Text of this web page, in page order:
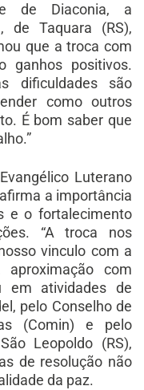
de Diaconia, a
de Taquara (RS),
que a troca com
ganhos positivos.
dificuldades são
como outros
É bom saber que
Luterano
a importância
e o fortalecimento
“A troca nos
vinculo com a
aproximação com
em atividades de
pelo Conselho de
(Comin) e pelo
Leopoldo (RS),
de resolução não
da paz.